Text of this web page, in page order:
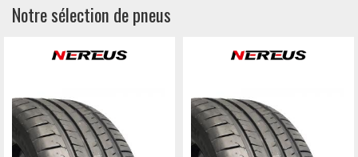
Notre sélection de pneus